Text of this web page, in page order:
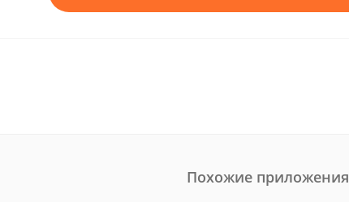
Похожие приложения